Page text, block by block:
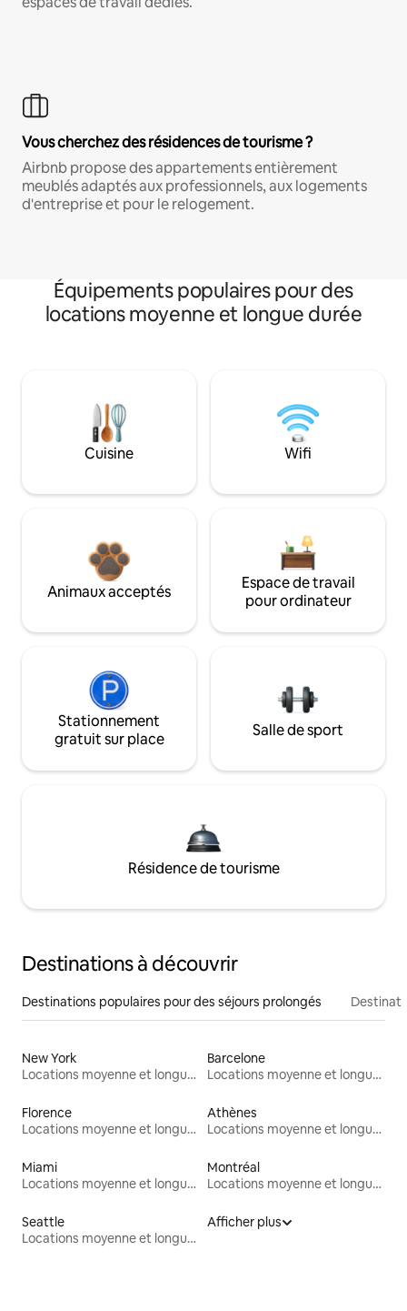
Vous cherchez des résidences de tourisme ?
Airbnb propose des appartements entièrement
meublés adaptés aux professionnels, aux logements
d'entreprise et pour le relogement.
Équipements populaires pour des
locations moyenne et longue durée
Cuisine Wifi
Animaux acceptés
Espace de travail
pour ordinateur
Stationnement
gratuit sur place
Salle de sport
Résidence de tourisme
Destinations à découvrir
Destinations populaires pour des séjours prolongés
New York
Locations moyenne et longue durée
Barcelone
Locations moyenne et longue durée
Florence
Locations moyenne et longue durée
Athènes
Locations moyenne et longue durée
Miami
Locations moyenne et longue durée
Montréal
Locations moyenne et longue durée
Seattle
Locations moyenne et longue durée
Afficher plus